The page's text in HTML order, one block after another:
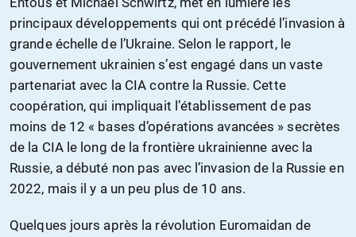
principaux développements qui ont précédé l’invasion à
grande échelle de l’Ukraine. Selon le rapport, le
gouvernement ukrainien s’est engagé dans un vaste
partenariat avec la CIA contre la Russie. Cette
coopération, qui impliquait l’établissement de pas
moins de 12 « bases d’opérations avancées » secrètes
de la CIA le long de la frontière ukrainienne avec la
Russie, a débuté non pas avec l’invasion de la Russie en
2022, mais il y a un peu plus de 10 ans.
Quelques jours après la révolution Euromaidan de